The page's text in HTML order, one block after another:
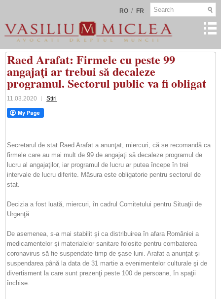
RO / FR
Raed Arafat: Firmele cu peste 99
angajaţi ar trebui să decaleze
programul. Sectorul public va fi obligat
11.03.2020 Stiri
Secretarul de stat Raed Arafat a anunţat, miercuri, că se recomandă ca
firmele care au mai mult de 99 de angajaţi să decaleze programul de
lucru al angajaţilor, iar programul de lucru ar putea începe în trei
intervale de lucru diferite. Măsura este obligatorie pentru sectorul de
stat.
Decizia a fost luată, miercuri, în cadrul Comitetului pentru Situaţii de
Urgenţă.
De asemenea, s-a mai stabilit şi ca distribuirea în afara României a
medicamentelor şi materialelor sanitare folosite pentru combaterea
coronavirus să fie suspendate timp de şase luni. Arafat a anunţat şi
suspendarea până la data de 31 martie a evenimentelor culturale şi de
divertisment la care sunt prezenţi peste 100 de persoane, în spaţii
închise.